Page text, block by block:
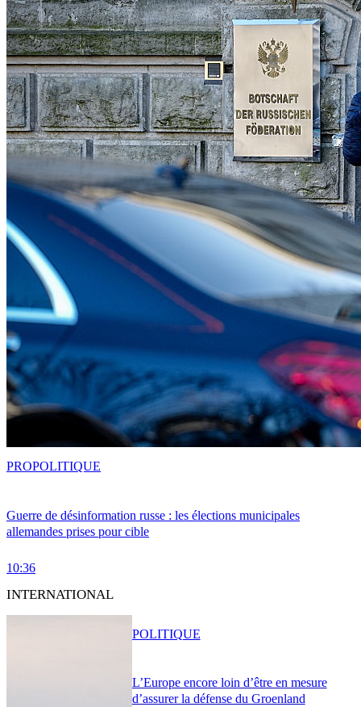
Guerre de désinformation russe : les élections municipales
allemandes prises pour cible
10:36
PROPOLITIQUE
INTERNATIONAL
L’Europe encore loin d’être en mesure
d’assurer la défense du Groenland
POLITIQUE